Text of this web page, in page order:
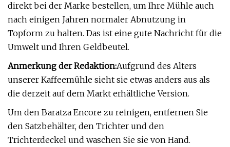
direkt bei der Marke bestellen, um Ihre Mühle auch
nach einigen Jahren normaler Abnutzung in
Topform zu halten. Das ist eine gute Nachricht für die
Umwelt und Ihren Geldbeutel.
Anmerkung der Redaktion:Aufgrund des Alters
unserer Kaffeemühle sieht sie etwas anders aus als
die derzeit auf dem Markt erhältliche Version.
Um den Baratza Encore zu reinigen, entfernen Sie
den Satzbehälter, den Trichter und den
Trichterdeckel und waschen Sie sie von Hand.